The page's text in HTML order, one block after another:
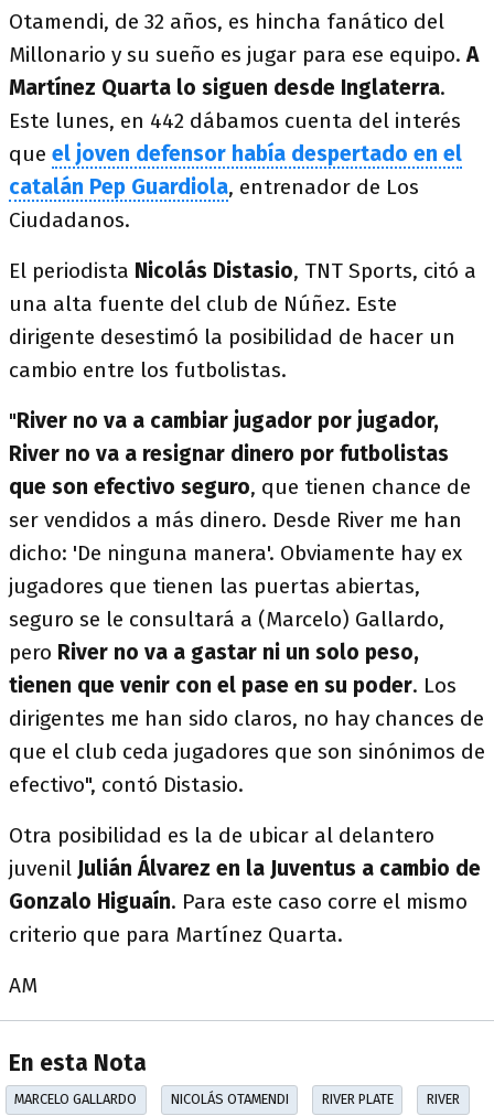
Otamendi, de 32 años, es hincha fanático del
Millonario y su sueño es jugar para ese equipo.A
Martínez Quarta lo siguen desde Inglaterra.
Este lunes, en 442 dábamos cuenta del interés
que el joven defensor había despertado en el
catalán Pep Guardiola, entrenador de Los
Ciudadanos.
El periodista Nicolás Distasio, TNT Sports, citó a
una alta fuente del club de Núñez. Este
dirigente desestimó la posibilidad de hacer un
cambio entre los futbolistas.
"River no va a cambiar jugador por jugador,
River no va a resignar dinero por futbolistas
que son efectivo seguro, que tienen chance de
ser vendidos a más dinero. Desde River me han
dicho: 'De ninguna manera'. Obviamente hay ex
jugadores que tienen las puertas abiertas,
seguro se le consultará a (Marcelo) Gallardo,
pero River no va a gastar ni un solo peso,
tienen que venir con el pase en su poder. Los
dirigentes me han sido claros, no hay chances de
que el club ceda jugadores que son sinónimos de
efectivo", contó Distasio.
Otra posibilidad es la de ubicar al delantero
juvenil Julián Álvarez en la Juventus a cambio de
Gonzalo Higuaín. Para este caso corre el mismo
criterio que para Martínez Quarta.
AM
En esta Nota
MARCELO GALLARDO NICOLÁS OTAMENDI RIVER PLATE RIVER